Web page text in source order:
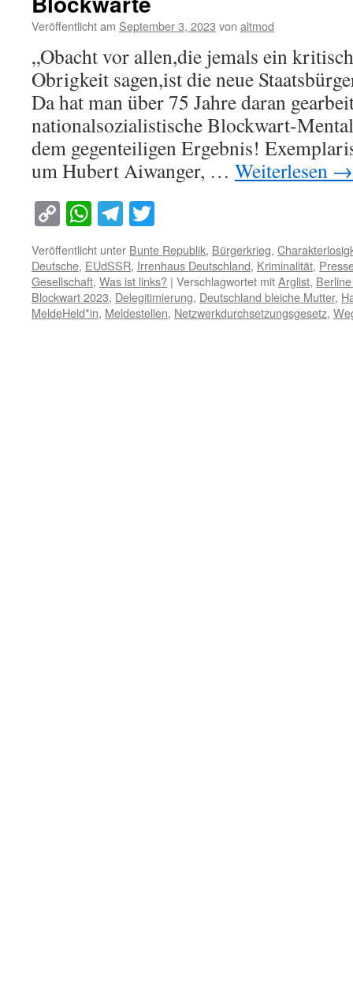
Veröffentlicht am September 3, 2023 von altmod
„Obacht vor allen,die jemals ein
Obrigkeit sagen,ist die neue
Da hat man über 75 Jahre daran
nationalsozialistische Blockwart-
dem gegenteiligen Ergebnis!
um Hubert Aiwanger, … Weiterlesen →
Copy
Link
WhatsApp
Telegram
Veröffentlicht unter Bunte Republik, Bürgerkrieg,
Deutsche, EUdSSR, Irrenhaus Deutschland, Kriminalität,
Gesellschaft, Was ist links? | Verschlagwortet mitArglist,
Blockwart 2023, Delegitimierung, Deutschland bleiche Mutter,
MeldeHeld*in, Meldestellen, Netzwerkdurchsetzungsgesetz,